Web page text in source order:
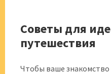
Советы для
путешествия
Чтобы ваше знакомство